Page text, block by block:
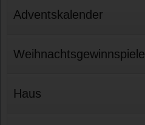
Adventskalender
Weihnachtsgewinnspiele
Haus